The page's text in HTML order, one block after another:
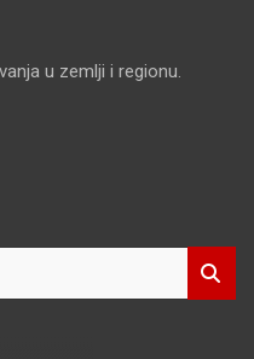
u zemlji i regionu.